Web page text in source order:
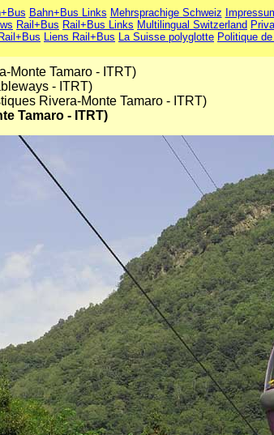
Bahn+Bus Links Mehrsprachige Schweiz
Rail+Bus Rail+Bus Links Multilingual Switzerland
Rail+Bus Liens Rail+Bus La Suisse polyglotte Politique
Monte Tamaro - ITRT)
- ITRT)
Rivera-Monte Tamaro - ITRT)
Tamaro - ITRT)